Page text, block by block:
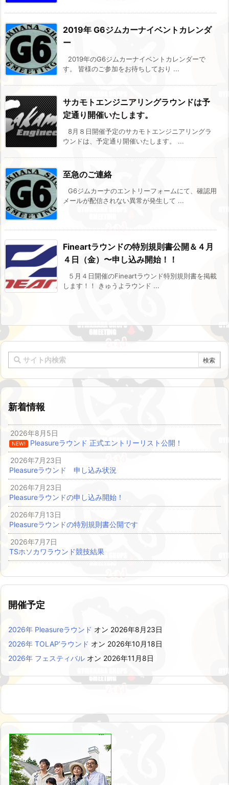
2019年 G6ジムカーナイベントカレンダ
ー
2019年のG6ジムカーナイベントカレンダーで
す。 皆様のご参加をお待ちしており ...
サカモトエンジニアリングラウンドは予
定通り開催いたします。
8月８日開催予定のサカモトエンジニアリングラ
ウンドは、予定通り開催いたします。 ...
至急のご連絡
G6ジムカーナのエントリーフォームにて、確認用
メールが配信されない異常が発生して ...
Fineartラウンドの特別規則書公開＆４月
４日（金）〜申し込み開始！！
５月４日開催のFineartラウンド特別規則書を掲載
します！！ きゅうよラウンド ...
新着情報
2026年8月5日
NEW!
Pleasureラウンド 正式エントリーリスト公開！
2026年7月23日
Pleasureラウンド 申し込み状況
2026年7月23日
Pleasureラウンドの申し込み開始！
2026年7月13日
Pleasureラウンドの特別規則書公開です
2026年7月7日
TSホソカワラウンド競技結果
開催予定
2026年 Pleasureラウンド オン 2026年8月23日
2026年 TOLAP’ラウンド オン 2026年10月18日
2026年 フェスティバル オン 2026年11月8日